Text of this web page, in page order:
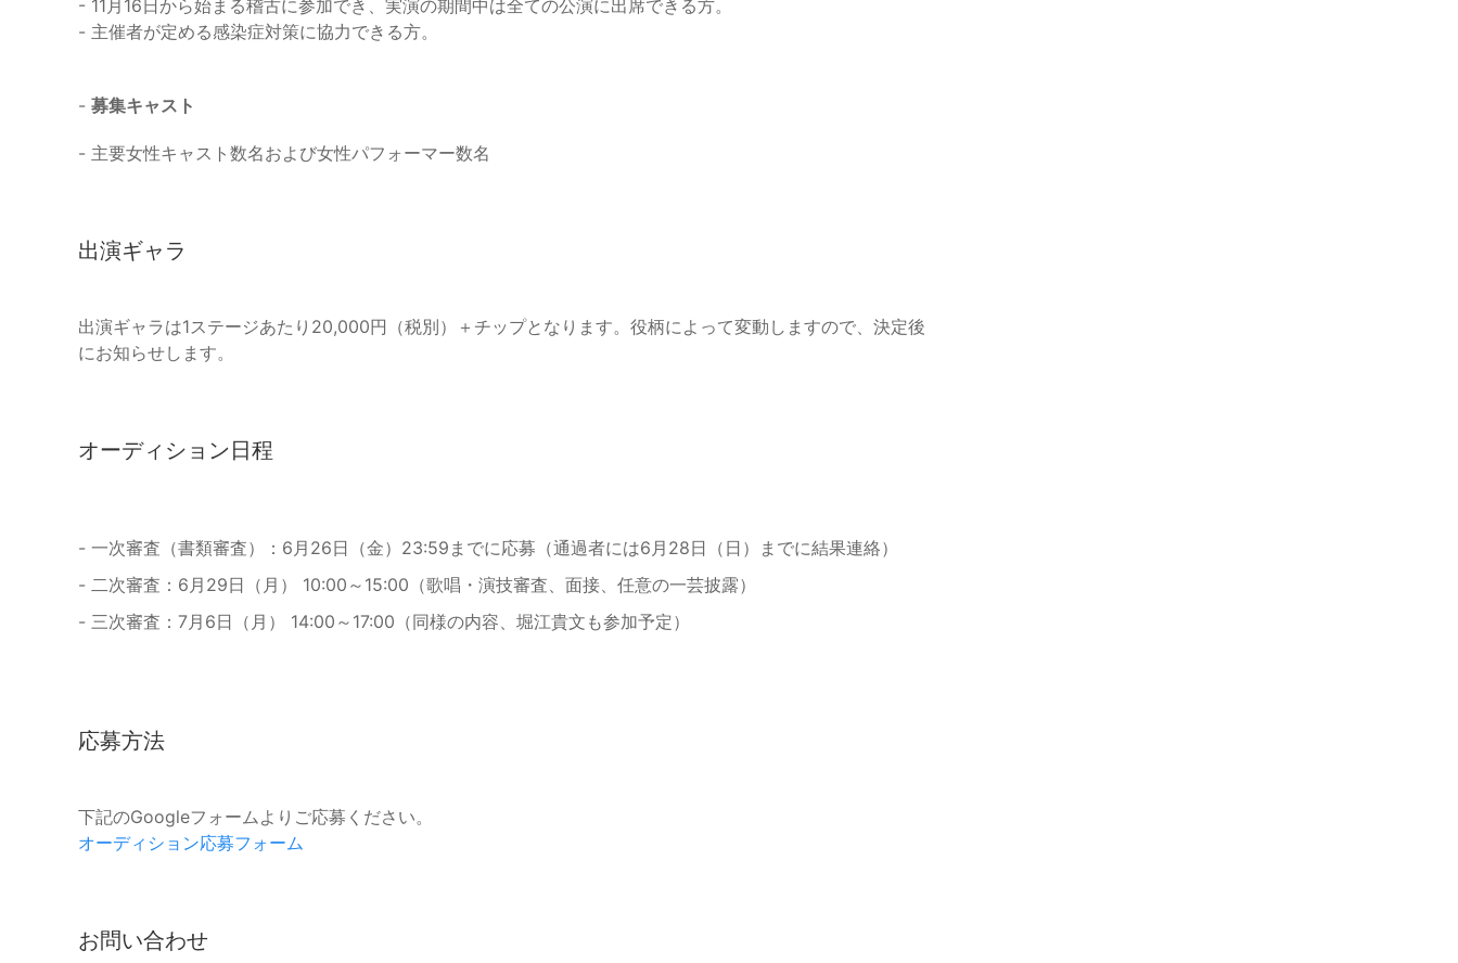
- 11月16日から始まる稽古に参加でき、実演の期間中は全ての公演に出席できる方。
- 主催者が定める感染症対策に協力できる方。
- 募集キャスト
- 主要女性キャスト数名および女性パフォーマー数名
出演ギャラ
出演ギャラは1ステージあたり20,000円（税別）＋チップとなります。役柄によって変動しますので、決定後
にお知らせします。
オーディション日程
- 一次審査（書類審査）：6月26日（金）23:59までに応募（通過者には6月28日（日）までに結果連絡）
- 二次審査：6月29日（月） 10:00～15:00（歌唱・演技審査、面接、任意の一芸披露）
- 三次審査：7月6日（月） 14:00～17:00（同様の内容、堀江貴文も参加予定）
応募方法
下記のGoogleフォームよりご応募ください。
オーディション応募フォーム
お問い合わせ